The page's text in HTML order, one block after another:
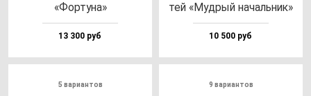
«Фор­ту­на»
13 300 руб
тей «Муд­рый на­чаль­ник»
10 500 руб
5 вариантов 9 вариантов